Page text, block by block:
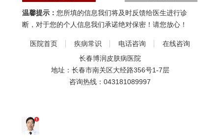
温馨提示： 您所填的信息我们将及时反馈给医生进行诊
断，对于您的个人信息我们承诺绝对保密！请您放心！
医院首页 疾病常识 电话咨询
在线咨询
长春博润皮肤病医院
地址：长春市南关区大经路356号1-7层
咨询热线： 043181089997